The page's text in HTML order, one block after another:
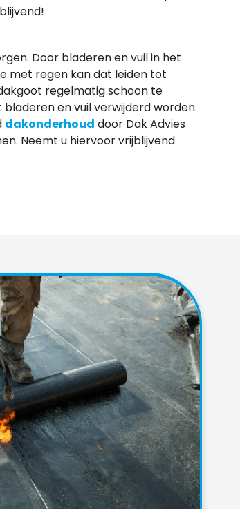
Door bladeren en vuil in het
met regen kan dat leiden tot
regelmatig schoon te
en vuil verwijderd worden
dakonderhoud door Dak Advies
Neemt u hiervoor vrijblijvend